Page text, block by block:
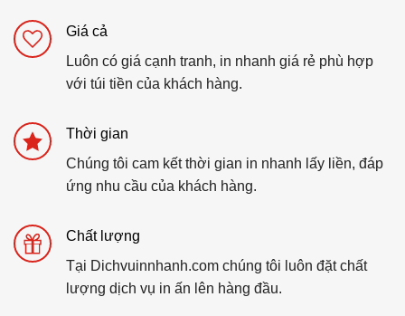
Giá cả
Luôn có giá cạnh tranh, in nhanh giá rẻ phù hợp
với túi tiền của khách hàng.
Thời gian
Chúng tôi cam kết thời gian in nhanh lấy liền, đáp
ứng nhu cầu của khách hàng.
Chất lượng
Tại Dichvuinnhanh.com chúng tôi luôn đặt chất
lượng dịch vụ in ấn lên hàng đầu.